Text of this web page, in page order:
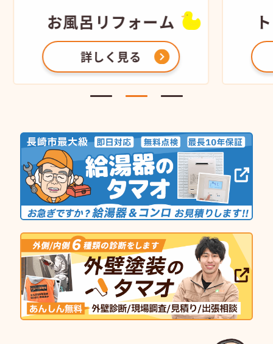
お風呂 リフォーム
詳しく見る